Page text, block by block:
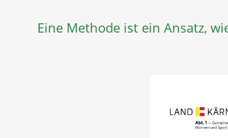
Eine Methode ist ein Ansatz,